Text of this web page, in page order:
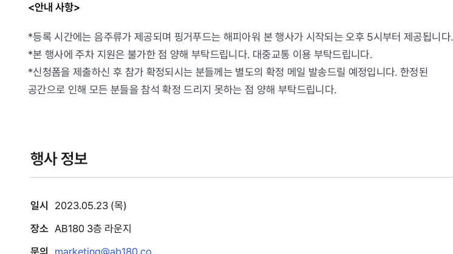
<안내 사항>
*등록 시간에는 음주류가 제공되며 핑거푸드는 해피아워 본 행사가 시작되는 오후 5시부터 제공됩니다.
*본 행사에 주차 지원은 불가한 점 양해 부탁드립니다. 대중교통 이용 부탁드립니다.
*신청폼을 제출하신 후 참가 확정되시는 분들께는 별도의 확정 메일 발송드릴 예정입니다. 한정된
공간으로 인해 모든 분들을 참석 확정 드리지 못하는 점 양해 부탁드립니다.
행사 정보
일시
2023.05.23 (목)
장소 AB180 3층 라운지
문의
marketing@ab180.co